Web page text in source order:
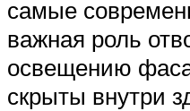
самые
важная роль
освещению
скрыты внутри